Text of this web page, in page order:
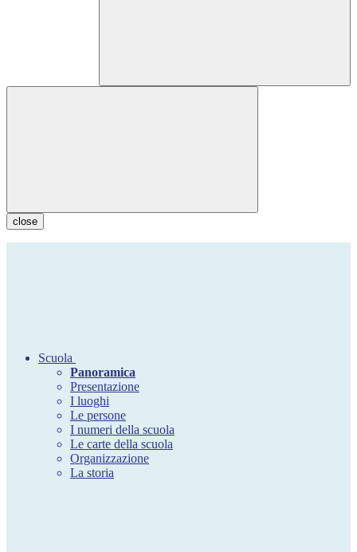
close
Scuola
Panoramica
Presentazione
I luoghi
Le persone
I numeri della scuola
Le carte della scuola
Organizzazione
La storia